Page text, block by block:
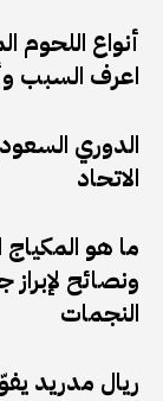
أنواع اللحوم
اعرف السبب
الدوري
الاتحاد
ما هو
ونصائح
النجمات
ريال مدريد